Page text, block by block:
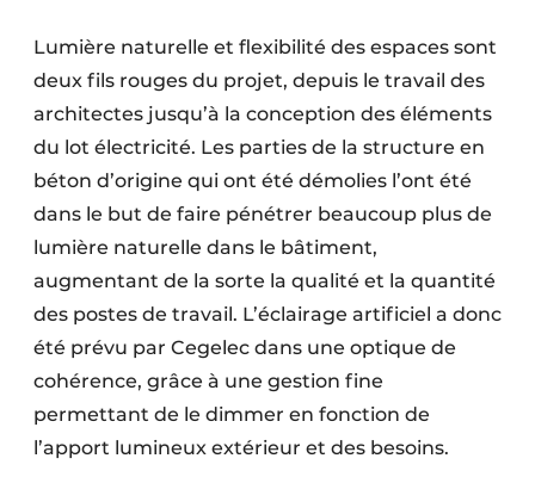
Lumière naturelle et flexibilité des espaces sont
deux fils rouges du projet, depuis le travail des
architectes jusqu’à la conception des éléments
du lot électricité. Les parties de la structure en
béton d’origine qui ont été démolies l’ont été
dans le but de faire pénétrer beaucoup plus de
lumière naturelle dans le bâtiment,
augmentant de la sorte la qualité et la quantité
des postes de travail. L’éclairage artificiel a donc
été prévu par Cegelec dans une optique de
cohérence, grâce à une gestion fine
permettant de le dimmer en fonction de
l’apport lumineux extérieur et des besoins.